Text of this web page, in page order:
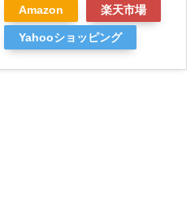
Amazon 楽天市場
Yahooショッピング